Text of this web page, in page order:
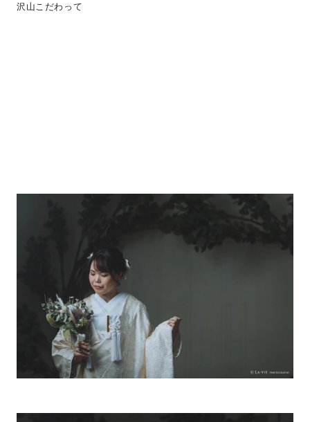
沢山こだわって